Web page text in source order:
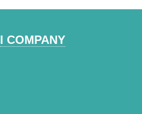
I COMPANY